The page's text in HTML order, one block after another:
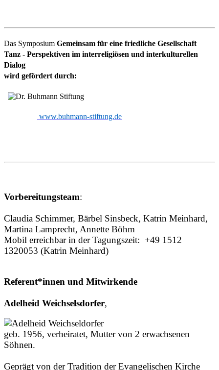
Das Symposium Gemeinsam für eine friedliche Gesellschaft
Tanz - Perspektiven im interreligiösen und interkulturellen
Dialog
wird gefördert durch:
www.buhmann-stiftung.de
Vorbereitungsteam:
Claudia Schimmer, Bärbel Sinsbeck, Katrin Meinhard,
Martina Lamprecht, Annette Böhm
Mobil erreichbar in der Tagungszeit: +49 1512
1320053 (Katrin Meinhard)
Referent*innen und Mitwirkende
Adelheid Weichselsdorfer,
geb. 1956, verheiratet, Mutter von 2 erwachsenen
Söhnen.
Geprägt von der Tradition der Evangelischen Kirche